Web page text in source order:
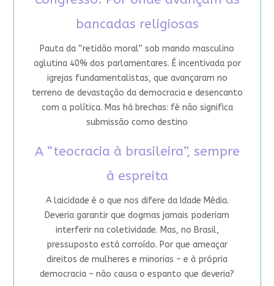
bancadas religiosas
Pauta da “retidão moral” sob mando masculino
aglutina 40% dos parlamentares. É incentivada por
igrejas fundamentalistas, que avançaram no
terreno de devastação da democracia e desencanto
com a política. Mas há brechas: fé não significa
submissão como destino
A “teocracia à brasileira”, sempre
à espreita
A laicidade é o que nos difere da Idade Média.
Deveria garantir que dogmas jamais poderiam
interferir na coletividade. Mas, no Brasil,
pressuposto está corroído. Por que ameaçar
direitos de mulheres e minorias – e à própria
democracia – não causa o espanto que deveria?